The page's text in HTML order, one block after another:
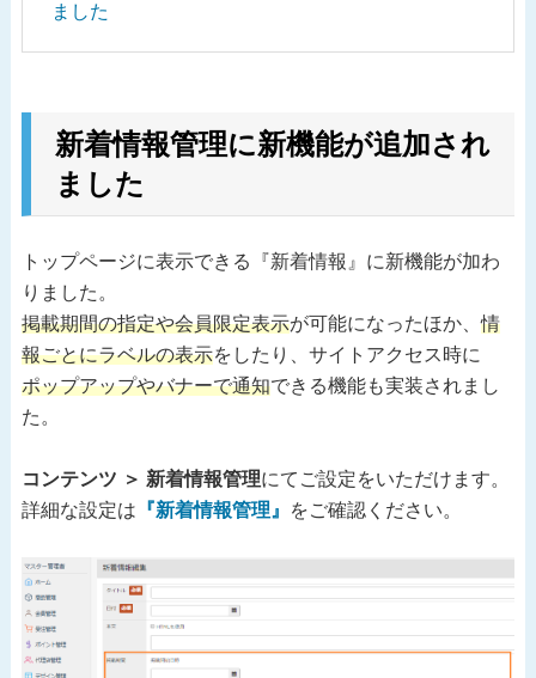
ました
新着情報管理に新機能が追加され
ました
トップページに表示できる『新着情報』に新機能が加わ
りました。
掲載期間の指定や会員限定表示が可能になったほか、情
報ごとにラベルの表示をしたり、サイトアクセス時に
ポップアップやバナーで通知できる機能も実装されまし
た。
コンテンツ ＞ 新着情報管理にてご設定をいただけます。
詳細な設定は 『新着情報管理』 をご確認ください。